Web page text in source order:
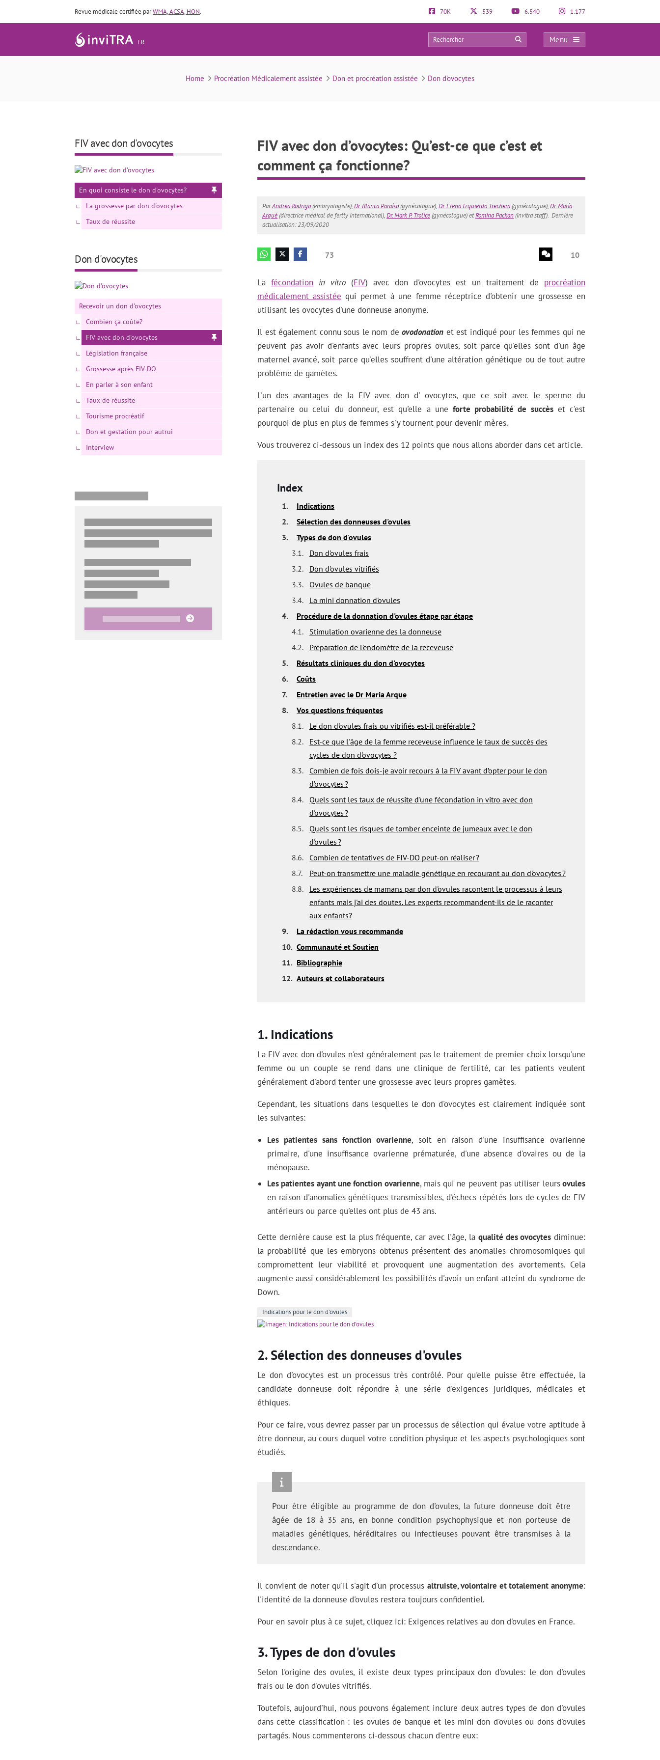
Revue médicale certifiée parWMA, ACSA, HON. 70K 539 6.540 1.177
FR
Menu
FIV avec don d’ovocytes: Qu’est-ce que c’est et comment ça fonctionne?
73 10
Home Procréation Médicalement assistée Don et procréation assistée Don d'ovocytes
FIV avec don d’ovocytes: Qu’est-ce que c’est et
comment ça fonctionne?
ParAndrea Rodrigo(embryologiste),Dr. Blanca Paraíso(gynécologue),Dr. Elena Izquierdo Trechera(gynécologue),Dr. María
Arqué(directrice médical de fertty international),Dr. Mark P. Trolice(gynécologue) etRomina Packan(invitra staff). Dernière
actualisation: 23/09/2020
73 10
La fécondation in vitro (FIV) avec don d'ovocytes est un traitement de procréation
médicalement assistée qui permet à une femme réceptrice d'obtenir une grossesse en
utilisant les ovocytes d'une donneuse anonyme.
Il est également connu sous le nom de ovodonation et est indiqué pour les femmes qui ne
peuvent pas avoir d'enfants avec leurs propres ovules, soit parce qu'elles sont d'un âge
maternel avancé, soit parce qu'elles souffrent d'une altération génétique ou de tout autre
problème de gamètes.
L'un des avantages de la FIV avec don d' ovocytes, que ce soit avec le sperme du
partenaire ou celui du donneur, est qu'elle a une forte probabilité de succèset c'est
pourquoi de plus en plus de femmes s'y tournent pour devenir mères.
Vous trouverez ci-dessous un index des 12 points que nous allons aborder dans cet article.
Index
1.
Indications
2.
Sélection des donneuses d'ovules
3.
Types de don d'ovules
3.1.
Don d'ovules frais
3.2.
Don d'ovules vitrifiés
3.3.
Ovules de banque
3.4.
La mini donnation d'ovules
4.
Procédure de la donnation d'ovules étape par étape
4.1.
Stimulation ovarienne des la donneuse
4.2.
Préparation de l'endomètre de la receveuse
5.
Résultats cliniques du don d'ovocytes
6.
Coûts
7.
Entretien avec le Dr Maria Arque
8.
Vos questions fréquentes
8.1.
Le don d'ovules frais ou vitrifiés est-il préférable ?
8.2.
Est-ce que l'âge de la femme receveuse influence le taux de succès des
cycles de don d'ovocytes ?
8.3.
Combien de fois dois-je avoir recours à la FIV avant d’opter pour le don
d’ovocytes ?
8.4.
Quels sont les taux de réussite d'une fécondation in vitro avec don
d'ovocytes ?
8.5.
Quels sont les risques de tomber enceinte de jumeaux avec le don
d'ovules ?
8.6.
Combien de tentatives de FIV-DO peut-on réaliser ?
8.7.
Peut-on transmettre une maladie génétique en recourant au don d'ovocytes ?
8.8.
Les expériences de mamans par don d'ovules racontent le processus à leurs
enfants mais j'ai des doutes. Les experts recommandent-ils de le raconter
aux enfants?
9.
La rédaction vous recommande
10. Communauté et Soutien
11. Bibliographie
12. Auteurs et collaborateurs
Indications
La FIV avec don d'ovules n'est généralement pas le traitement de premier choix lorsqu'une
femme ou un couple se rend dans une clinique de fertilité, car les patients veulent
généralement d'abord tenter une grossesse avec leurs propres gamètes.
Cependant, les situations dans lesquelles le don d'ovocytes est clairement indiquée sont
les suivantes:
Les patientes sans fonction ovarienne, soit en raison d'une insuffisance ovarienne
primaire, d'une insuffisance ovarienne prématurée, d'une absence d'ovaires ou de la
ménopause.
Les patientes ayant une fonction ovarienne, mais qui ne peuvent pas utiliser leursovules
en raison d'anomalies génétiques transmissibles, d'échecs répétés lors de cycles de FIV
antérieurs ou parce qu'elles ont plus de 43 ans.
Cette dernière cause est la plus fréquente, car avec l'âge, la qualité des ovocytes diminue:
la probabilité que les embryons obtenus présentent des anomalies chromosomiques qui
compromettent leur viabilité et provoquent une augmentation des avortements. Cela
augmente aussi considérablement les possibilités d'avoir un enfant atteint du syndrome de
Down.
Indications pour le don d'ovules
Sélection des donneuses d'ovules
Le don d'ovocytes est un processus très contrôlé. Pour qu'elle puisse être effectuée, la
candidate donneuse doit répondre à une série d'exigences juridiques, médicales et
éthiques.
Pour ce faire, vous devrez passer par un processus de sélection qui évalue votre aptitude à
être donneur, au cours duquel votre condition physique et les aspects psychologiques sont
étudiés.
Pour être éligible au programme de don d'ovules, la future donneuse doit être
âgée de 18 à 35 ans, en bonne condition psychophysique et non porteuse de
maladies génétiques, héréditaires ou infectieuses pouvant être transmises à la
descendance.
Il convient de noter qu'il s'agit d'un processus altruiste, volontaire et totalement anonyme:
l'identité de la donneuse d'ovules restera toujours confidentiel.
Pour en savoir plus à ce sujet, cliquez ici: Exigences relatives au don d'ovules en France.
Types de don d'ovules
Selon l'origine des ovules, il existe deux types principaux don d'ovules: le don d'ovules
frais ou le don d'ovules vitrifiés.
Toutefois, aujourd'hui, nous pouvons également inclure deux autres types de don d'ovules
dans cette classification : les ovules de banque et les mini don d'ovules ou dons d'ovules
partagés. Nous commenterons ci-dessous chacun d'entre eux:
FIV avec don d'ovocytes
En quoi consiste le don d'ovocytes?
La grossesse par don d'ovocytes
Taux de réussite
Don d'ovocytes
Recevoir un don d'ovocytes
Combien ça coûte?
FIV avec don d'ovocytes
Législation française
Grossesse après FIV-DO
En parler à son enfant
Taux de réussite
Tourisme procréatif
Don et gestation pour autrui
Interview